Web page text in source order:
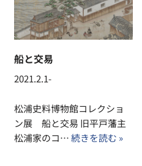
船と交易
2021.2.1-
松浦史料博物館コレクショ
ン展 船と交易 旧平戸藩主
松浦家のコ…続きを読む »